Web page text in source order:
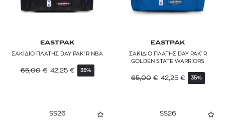
EASTPAK
ΣΑΚΙΔΙΟ ΠΛΑΤΗΣ DAY PAK'R NBA
65,00 € 42,25 € 35%
EASTPAK
ΣΑΚΙΔΙΟ ΠΛΑΤΗΣ DAY PAK'R
GOLDEN STATE WARRIORS
65,00 € 42,25 € 35%
SS26 SS26